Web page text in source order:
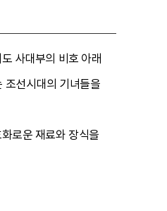
사대부의 비호 아래
조선시대의 기녀들을
로운 재료와 장식을